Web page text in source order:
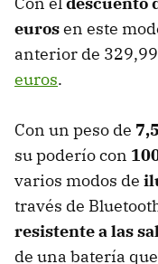
eurosen este
anterior de
euros.
Con un peso de
su poderío con
varios modos de
través de
resistente a las
de una batería